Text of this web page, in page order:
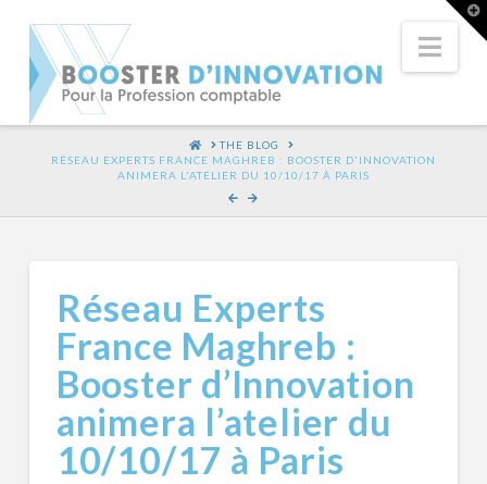
HOME
THE BLOG
RÉSEAU EXPERTS FRANCE MAGHREB : BOOSTER D'INNOVATION
ANIMERA L'ATELIER DU 10/10/17 À PARIS
Réseau Experts
France Maghreb :
Booster d’Innovation
animera l’atelier du
10/10/17 à Paris